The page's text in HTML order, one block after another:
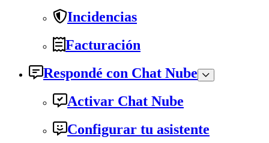
Incidencias
Facturación
Respondé con Chat Nube
Activar Chat Nube
Configurar tu asistente